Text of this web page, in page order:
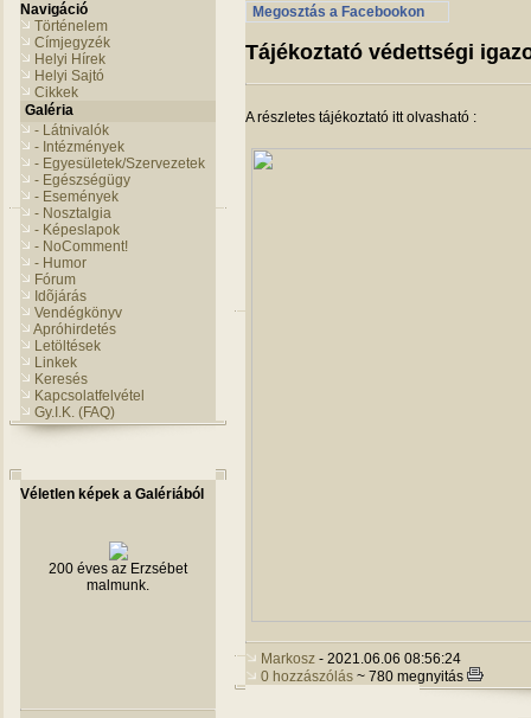
Navigáció
Történelem
Címjegyzék
Helyi Hírek
Helyi Sajtó
Cikkek
Galéria
- Látnivalók
- Intézmények
- Egyesületek/Szervezetek
- Egészségügy
- Események
- Nosztalgia
- Képeslapok
- NoComment!
- Humor
Fórum
Idõjárás
Vendégkönyv
Apróhirdetés
Letöltések
Linkek
Keresés
Kapcsolatfelvétel
Gy.I.K. (FAQ)
Véletlen képek a Galériából
200 éves az Erzsébet
malmunk.
Megosztás a Facebookon
Tájékoztató védettségi
A részletes tájékoztató itt olvasható :
Markosz - 2021.06.06 08:56:24
0 hozzászólás ~ 780 megnyitás